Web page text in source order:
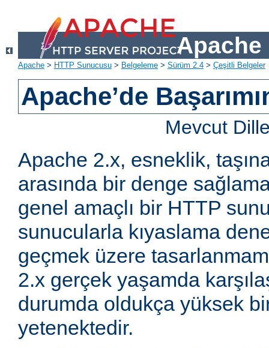
Apache
Apache > HTTP Sunucusu > Belgeleme > Sürüm 2.4 > Çeşitli Belgeler
Apache’de
Mevcut
Apache 2.x, esneklik,
arasında bir denge
genel amaçlı bir HTTP
sunucularla kıyaslama
geçmek üzere
2.x gerçek yaşamda
durumda oldukça yüksek
yetenektedir.